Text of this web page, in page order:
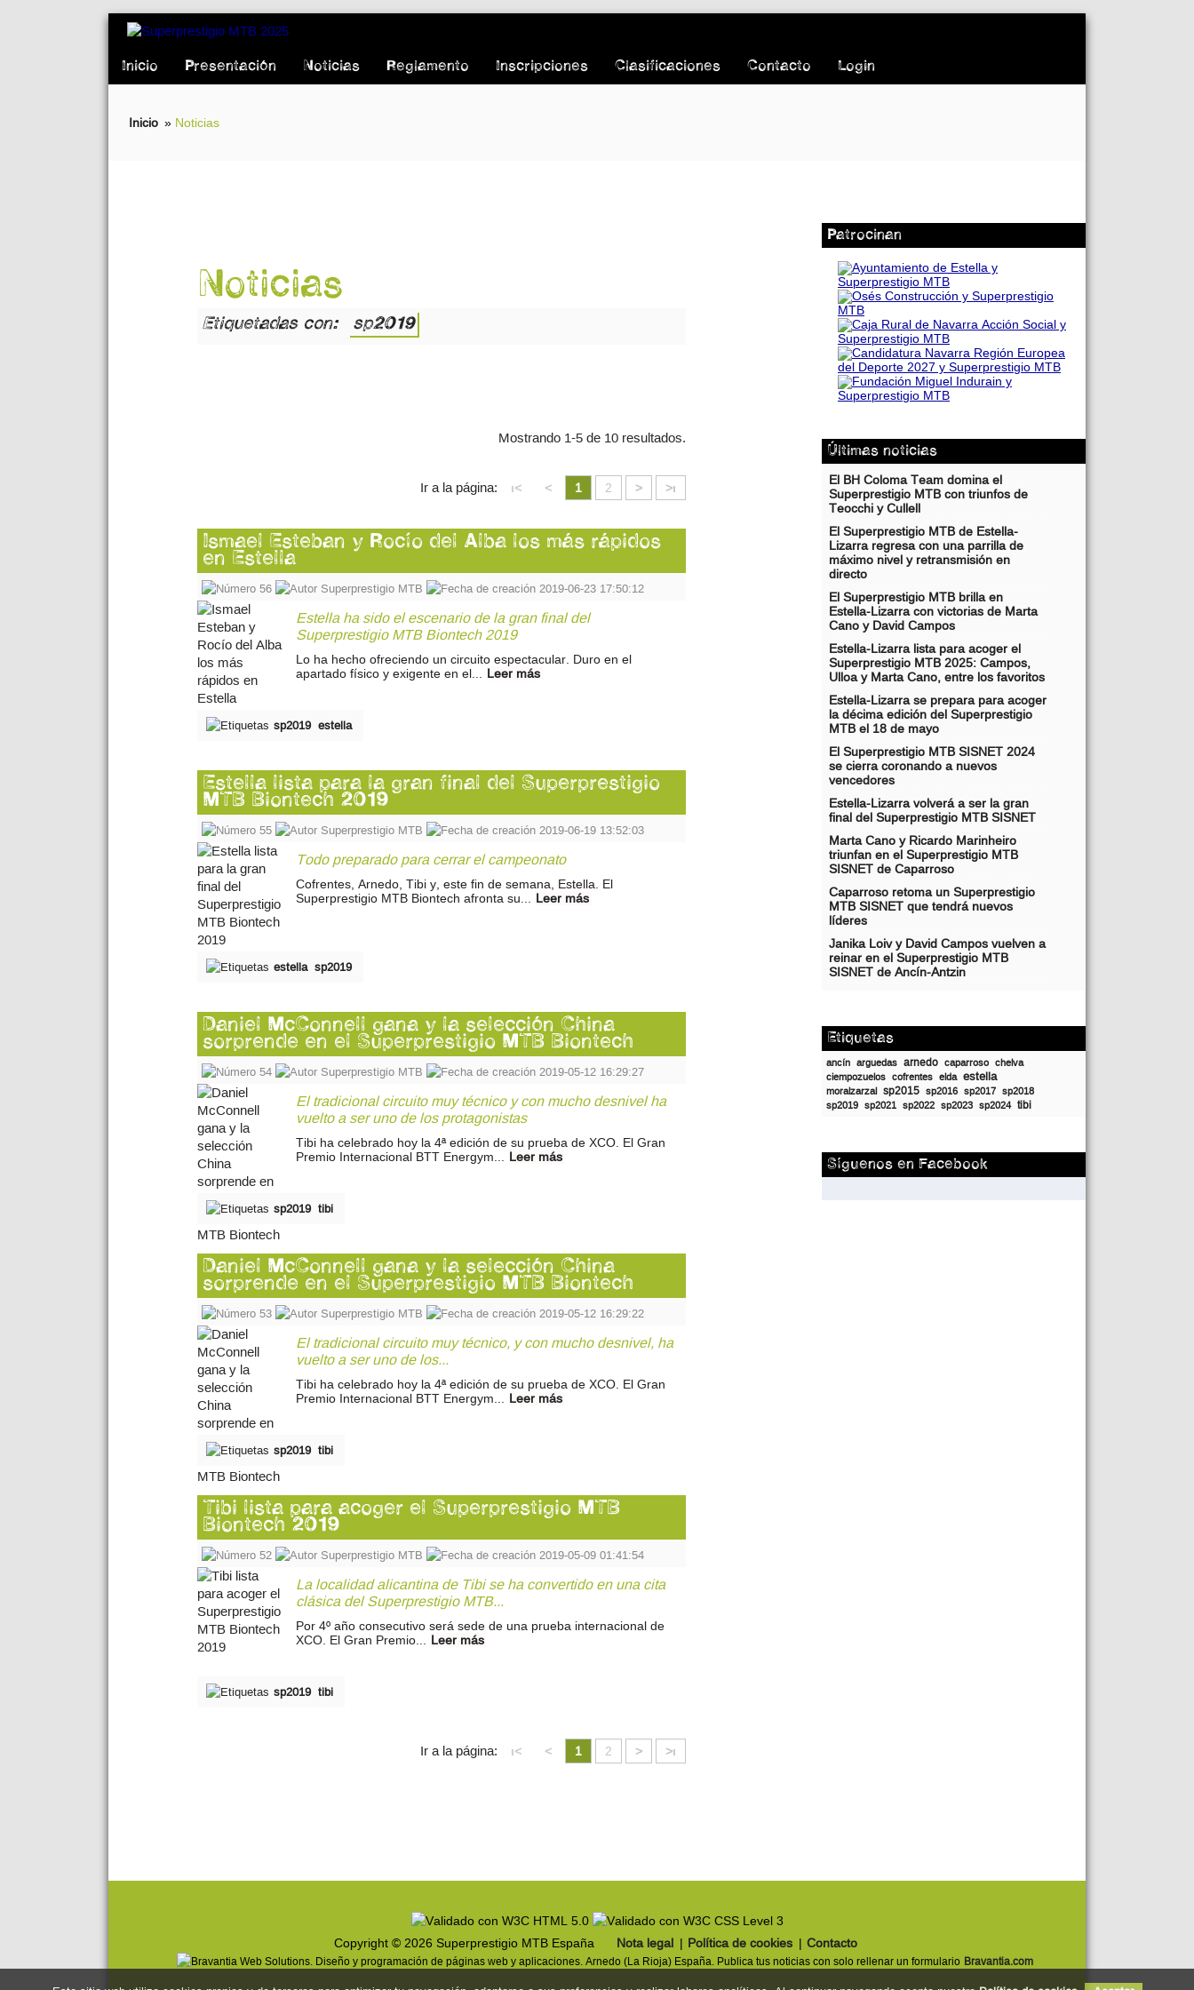
Inicio Presentación Noticias Reglamento Inscripciones Clasificaciones Contacto Login
Inicio » Noticias
Noticias
Etiquetadas con: sp2019
Mostrando 1-5 de 10 resultados.
Ir a la página: ι< < 1 2 > >ι
Ismael Esteban y Rocío del Alba los más rápidos
en Estella
56 Superprestigio MTB 2019-06-23 17:50:12
Estella ha sido el escenario de la gran final del
Superprestigio MTB Biontech 2019
Lo ha hecho ofreciendo un circuito espectacular. Duro en el
apartado físico y exigente en el...
Leer más
sp2019 estella
Estella lista para la gran final del Superprestigio
MTB Biontech 2019
55 Superprestigio MTB 2019-06-19 13:52:03
Todo preparado para cerrar el campeonato
Cofrentes, Arnedo, Tibi y, este fin de semana, Estella. El
Superprestigio MTB Biontech afronta su...
Leer más
estella sp2019
Daniel McConnell gana y la selección China
sorprende en el Superprestigio MTB Biontech
54 Superprestigio MTB 2019-05-12 16:29:27
El tradicional circuito muy técnico y con mucho desnivel ha
vuelto a ser uno de los protagonistas
Tibi ha celebrado hoy la 4ª edición de su prueba de XCO. El Gran
Premio Internacional BTT Energym...
Leer más
sp2019 tibi
Daniel McConnell gana y la selección China
sorprende en el Superprestigio MTB Biontech
53 Superprestigio MTB 2019-05-12 16:29:22
El tradicional circuito muy técnico, y con mucho desnivel, ha
vuelto a ser uno de los...
Tibi ha celebrado hoy la 4ª edición de su prueba de XCO. El Gran
Premio Internacional BTT Energym...
Leer más
sp2019 tibi
Tibi lista para acoger el Superprestigio MTB
Biontech 2019
52 Superprestigio MTB 2019-05-09 01:41:54
La localidad alicantina de Tibi se ha convertido en una cita
clásica del Superprestigio MTB...
Por 4º año consecutivo será sede de una prueba internacional de
XCO. El Gran Premio...
Leer más
sp2019 tibi
Ir a la página: ι< < 1 2 > >ι
Patrocinan
Últimas noticias
El BH Coloma Team domina el
Superprestigio MTB con triunfos de
Teocchi y Cullell
El Superprestigio MTB de Estella-
Lizarra regresa con una parrilla de
máximo nivel y retransmisión en
directo
El Superprestigio MTB brilla en
Estella-Lizarra con victorias de Marta
Cano y David Campos
Estella-Lizarra lista para acoger el
Superprestigio MTB 2025: Campos,
Ulloa y Marta Cano, entre los favoritos
Estella-Lizarra se prepara para acoger
la décima edición del Superprestigio
MTB el 18 de mayo
El Superprestigio MTB SISNET 2024
se cierra coronando a nuevos
vencedores
Estella-Lizarra volverá a ser la gran
final del Superprestigio MTB SISNET
Marta Cano y Ricardo Marinheiro
triunfan en el Superprestigio MTB
SISNET de Caparroso
Caparroso retoma un Superprestigio
MTB SISNET que tendrá nuevos
líderes
Janika Loiv y David Campos vuelven a
reinar en el Superprestigio MTB
SISNET de Ancín-Antzin
Etiquetas
ancín arguedas arnedo caparroso chelva
ciempozuelos cofrentes elda estella
moralzarzal sp2015 sp2016 sp2017 sp2018
sp2019 sp2021 sp2022 sp2023 sp2024 tibi
Síguenos en Facebook
Copyright © 2026 Superprestigio MTB España Nota legal | Política de cookies | Contacto
Bravantia.com